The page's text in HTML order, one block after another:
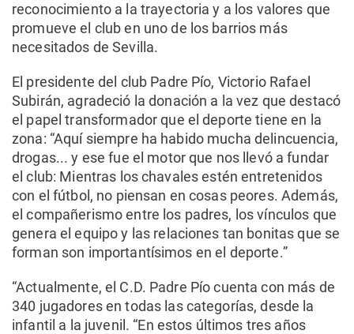
reconocimiento a la trayectoria y a los valores que
promueve el club en uno de los barrios más
necesitados de Sevilla.
El presidente del club Padre Pío, Victorio Rafael
Subirán, agradeció la donación a la vez que destacó
el papel transformador que el deporte tiene en la
zona: “Aquí siempre ha habido mucha delincuencia,
drogas... y ese fue el motor que nos llevó a fundar
el club: Mientras los chavales estén entretenidos
con el fútbol, no piensan en cosas peores. Además,
el compañerismo entre los padres, los vínculos que
genera el equipo y las relaciones tan bonitas que se
forman son importantísimos en el deporte.”
“Actualmente, el C.D. Padre Pío cuenta con más de
340 jugadores en todas las categorías, desde la
infantil a la juvenil. “En estos últimos tres años